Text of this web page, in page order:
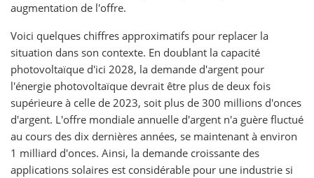
augmentation de l'offre.
Voici quelques chiffres approximatifs pour replacer la
situation dans son contexte. En doublant la capacité
photovoltaïque d'ici 2028, la demande d'argent pour
l'énergie photovoltaïque devrait être plus de deux fois
supérieure à celle de 2023, soit plus de 300 millions d'onces
d'argent. L'offre mondiale annuelle d'argent n'a guère fluctué
au cours des dix dernières années, se maintenant à environ
1 milliard d'onces. Ainsi, la demande croissante des
applications solaires est considérable pour une industrie si